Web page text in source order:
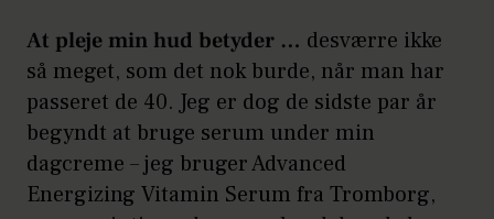
At pleje min hud betyder … desværre ikke
så meget, som det nok burde, når man har
passeret de 40. Jeg er dog de sidste par år
begyndt at bruge serum under min
dagcreme – jeg bruger Advanced
Energizing Vitamin Serum fra Tromborg,